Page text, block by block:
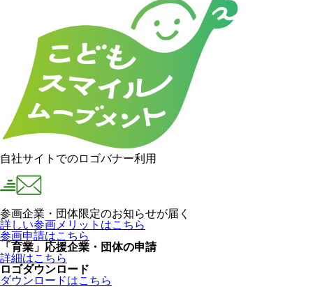
自社サイトでのロゴバナー利用
参画企業・団体限定のお知らせが届く
詳しい参画メリットはこちら
参画申請はこちら
「育業」応援企業・団体の申請
詳細はこちら
ロゴダウンロード
ダウンロードはこちら